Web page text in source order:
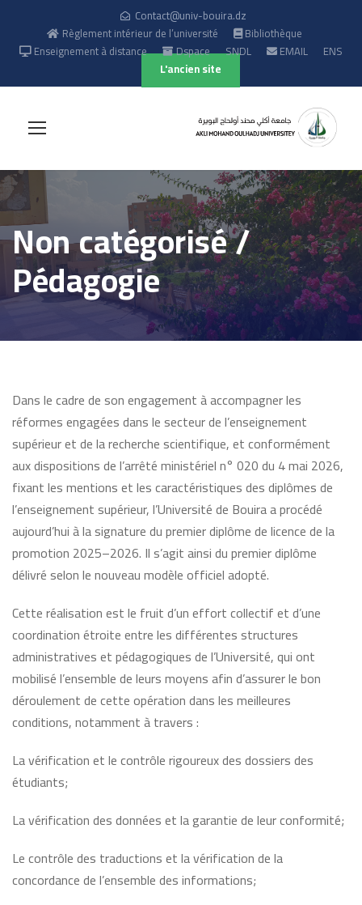
Contact@univ-bouira.dz
Règlement intérieur de l’université
Bibliothèque
Enseignement à distance
Dspace SNDL EMAIL
ENS
L'ancien site
Non catégorisé /
Pédagogie
Dans le cadre de son engagement à accompagner les
réformes engagées dans le secteur de l’enseignement
supérieur et de la recherche scientifique, et conformément
aux dispositions de l’arrêté ministériel n° 020 du 4 mai 2026,
fixant les mentions et les caractéristiques des diplômes de
l’enseignement supérieur, l’Université de Bouira a procédé
aujourd’hui à la signature du premier diplôme de licence de la
promotion 2025–2026. Il s’agit ainsi du premier diplôme
délivré selon le nouveau modèle officiel adopté.
Cette réalisation est le fruit d’un effort collectif et d’une
coordination étroite entre les différentes structures
administratives et pédagogiques de l’Université, qui ont
mobilisé l’ensemble de leurs moyens afin d’assurer le bon
déroulement de cette opération dans les meilleures
conditions, notamment à travers :
La vérification et le contrôle rigoureux des dossiers des
étudiants;
La vérification des données et la garantie de leur conformité;
Le contrôle des traductions et la vérification de la
concordance de l’ensemble des informations;